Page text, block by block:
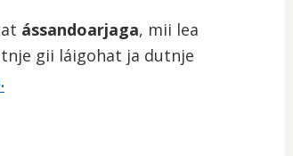
ássandoarjaga, mii lea
gii láigohat ja dutnje